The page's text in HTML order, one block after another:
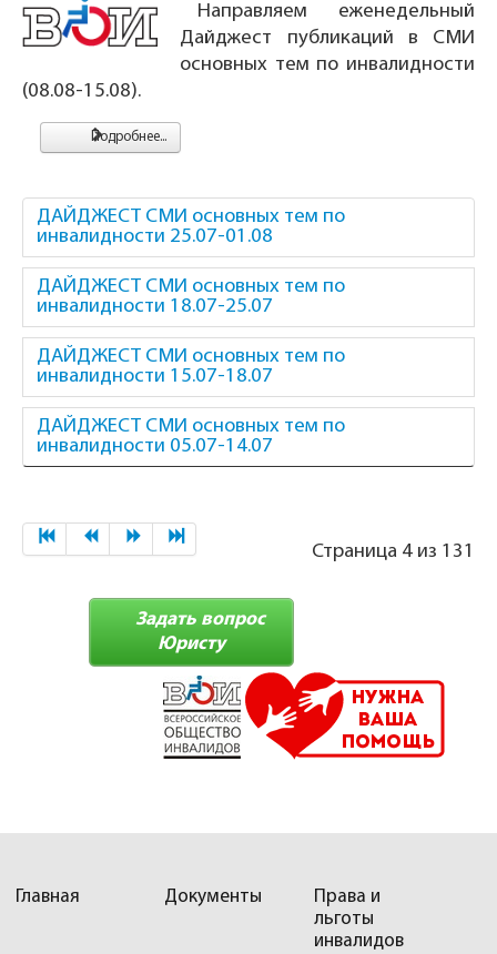
Направляем еженедельный
Дайджест публикаций в СМИ
основных тем по инвалидности
(08.08-15.08).
Подробнее...
ДАЙДЖЕСТ СМИ основных тем по
инвалидности 25.07-01.08
ДАЙДЖЕСТ СМИ основных тем по
инвалидности 18.07-25.07
ДАЙДЖЕСТ СМИ основных тем по
инвалидности 15.07-18.07
ДАЙДЖЕСТ СМИ основных тем по
инвалидности 05.07-14.07
Страница 4 из 131
Задать вопрос
Юристу
Главная Документы
Права и
льготы
инвалидов